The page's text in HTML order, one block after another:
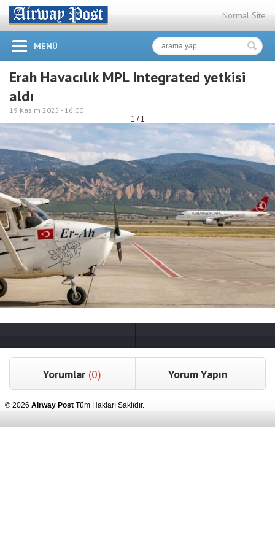
Normal Site
MENÜ
Erah Havacılık MPL Integrated yetkisi
aldı
19 Kasım 2025 - 16:00
1 / 1
Yorumlar (0) Yorum Yapın
© 2026 Airway Post Tüm Hakları Saklıdır.